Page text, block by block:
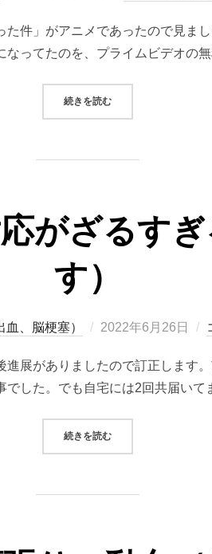
日:
件」がアニメであったので見ま
ってたのを、プライムビデオの
続きを読む“久しぶりに転スラ見ま
がざるす
す）
、脳梗塞）
投
日:
2022年6月26日
展がありましたので訂正します
した。でも自宅には2回共届い
続きを読む“小田原市の役所対応